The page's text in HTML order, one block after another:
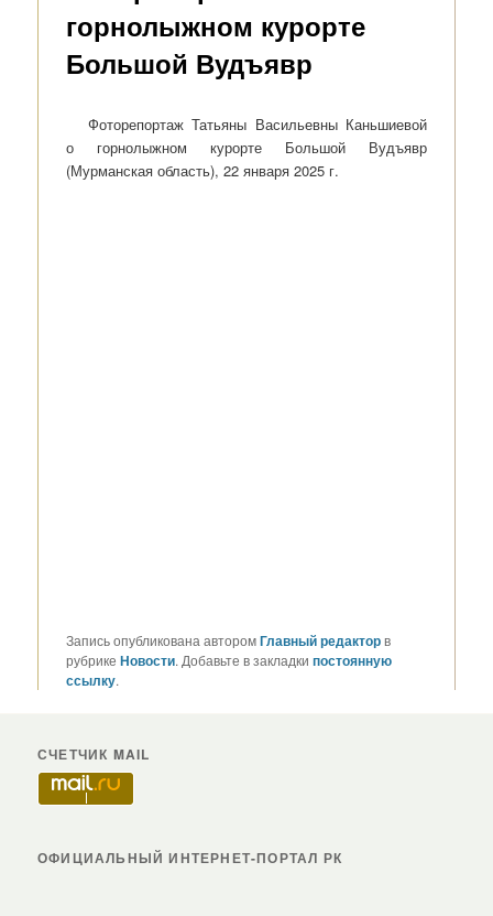
горнолыжном курорте
Большой Вудъявр
Фоторепортаж Татьяны Васильевны Каньшиевой
о горнолыжном курорте Большой Вудъявр
(Мурманская область), 22 января 2025 г.
Запись опубликована авторомГлавный редакторв
рубрике Новости. Добавьте в закладки постоянную
ссылку.
СЧЕТЧИК MAIL
ОФИЦИАЛЬНЫЙ ИНТЕРНЕТ-ПОРТАЛ РК